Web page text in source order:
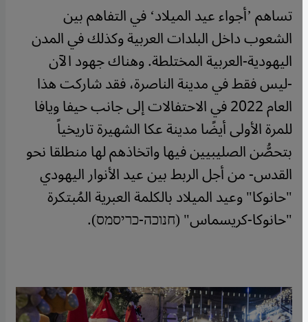
تساهم ’أجواء عيد الميلاد‘ في التفاهم بين
الشعوب داخل البلدات العربية وكذلك في المدن
اليهودية-العربية المختلطة. وهناك جهود الآن
-ليس فقط في مدينة الناصرة، فقد شاركت هذا
العام 2022 في الاحتفالات إلى جانب حيفا ويافا
للمرة الأولى أيضًا مدينة عكا الشهيرة تاريخياً
بتحصُّن الصليبيين فيها واتخاذهم لها منطلقا نحو
القدس- من أجل الربط بين عيد الأنوار اليهودي
"حانوكا" وعيد الميلاد بالكلمة العبرية المُبتكرة
"حانوكا-كريسماس" (חנוכה-כריסמס).